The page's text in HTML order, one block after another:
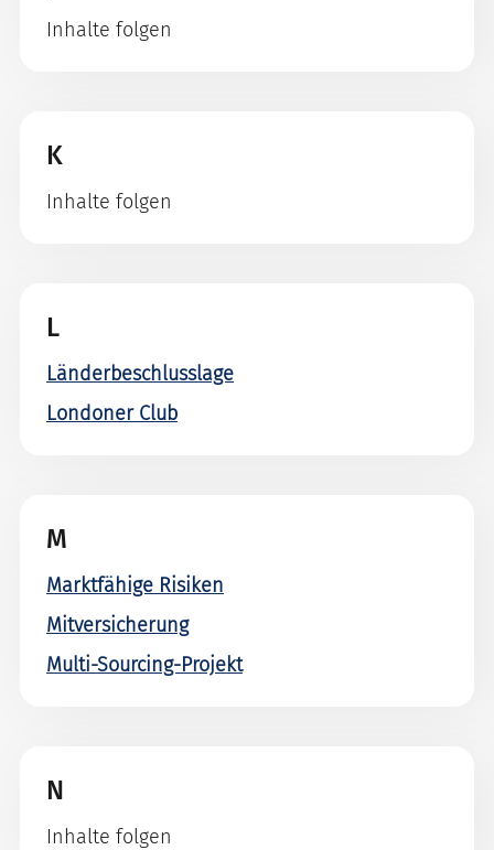
Inhalte folgen
K
Inhalte folgen
L
Länderbeschlusslage
Londoner Club
M
Marktfähige Risiken
Mitversicherung
Multi-Sourcing-Projekt
N
Inhalte folgen